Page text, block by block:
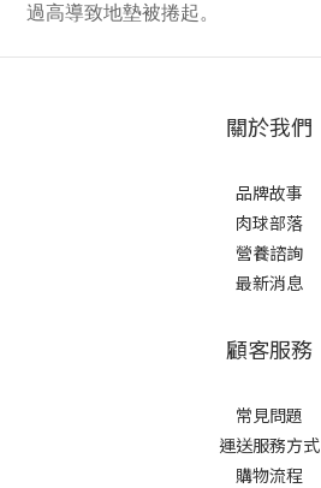
過高導致地墊被捲起。
關於我們
品牌故事
肉球部落
營養諮詢
最新消息
顧客服務
常見問題
運送服務方式
購物流程